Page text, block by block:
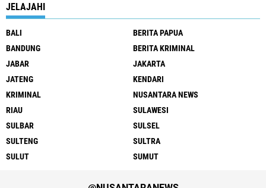
JELAJAHI
BALI
BERITA PAPUA
BANDUNG
BERITA KRIMINAL
JABAR
JAKARTA
JATENG
KENDARI
KRIMINAL
NUSANTARA NEWS
RIAU
SULAWESI
SULBAR
SULSEL
SULTENG
SULTRA
SULUT
SUMUT